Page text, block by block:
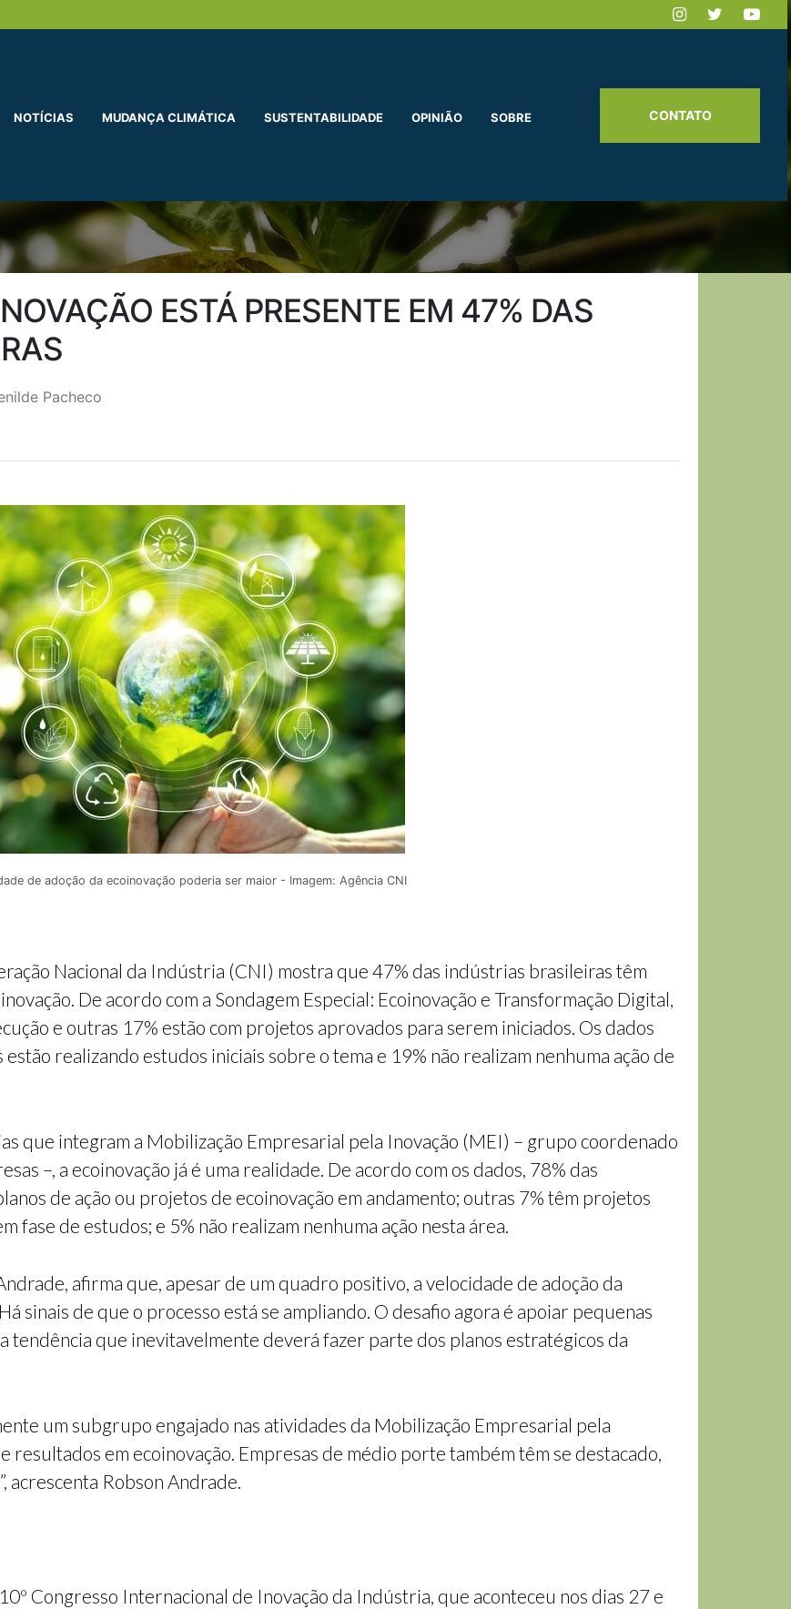
NOTÍCIAS MUDANÇA CLIMÁTICA SUSTENTABILIDADE OPINIÃO SOBRE CONTATO
ESTÁ PRESENTE EM 47% DAS
Pacheco
de adoção da ecoinovação poderia ser maior - Imagem: Agência CNI
Nacional da Indústria (CNI) mostra que 47% das indústrias brasileiras têm
De acordo com a Sondagem Especial: Ecoinovação e Transformação Digital,
e outras 17% estão com projetos aprovados para serem iniciados. Os dados
realizando estudos iniciais sobre o tema e 19% não realizam nenhuma ação de
que integram a Mobilização Empresarial pela Inovação (MEI) – grupo coordenado
–, a ecoinovação já é uma realidade. De acordo com os dados, 78% das
de ação ou projetos de ecoinovação em andamento; outras 7% têm projetos
fase de estudos; e 5% não realizam nenhuma ação nesta área.
afirma que, apesar de um quadro positivo, a velocidade de adoção da
sinais de que o processo está se ampliando. O desafio agora é apoiar pequenas
tendência que inevitavelmente deverá fazer parte dos planos estratégicos da
um subgrupo engajado nas atividades da Mobilização Empresarial pela
resultados em ecoinovação. Empresas de médio porte também têm se destacado,
acrescenta Robson Andrade.
Congresso Internacional de Inovação da Indústria, que aconteceu nos dias 27 e